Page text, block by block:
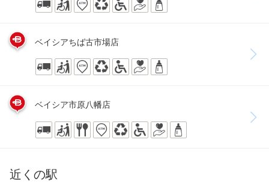
ベイシアちば古市場店
ベイシア市原八幡店
近くの駅